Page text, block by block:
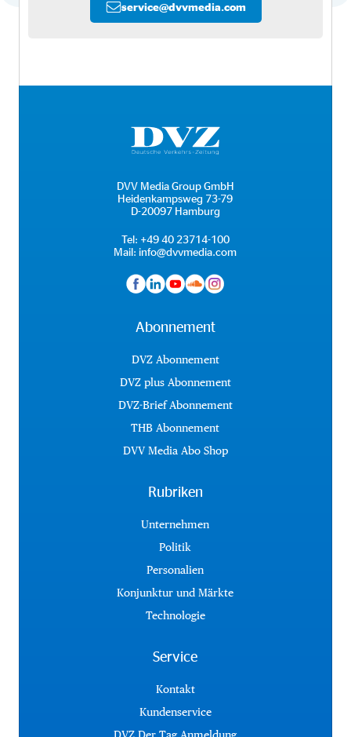
service@dvvmedia.com
DVV Media Group GmbH
Heidenkampsweg 73-79
D-20097 Hamburg
Tel: +49 40 23714-100
Mail: info@dvvmedia.com
Abonnement
DVZ Abonnement
DVZ plus Abonnement
DVZ-Brief Abonnement
THB Abonnement
DVV Media Abo Shop
Rubriken
Unternehmen
Politik
Personalien
Konjunktur und Märkte
Technologie
Service
Kontakt
Kundenservice